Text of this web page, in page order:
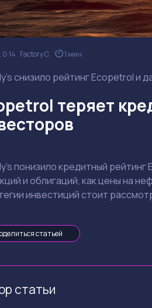
0:14 Factory C. 1 мин
снизило рейтинг Ecopetrol и
теряет
понизило кредитный
и облигаций, как цены на
инвестиций стоит
статьей
статьи